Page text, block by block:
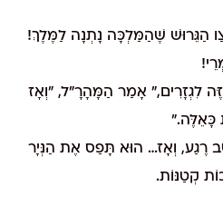
הַגֵּרוּשׁ שֶׁהַמַּלְכָּה נָתְנָה לַמֶּלֶךְ!
לִגְזָרִים," אָמַר הַמָּהָרָ"ל, "וְאָז
כָּאֵלֶּה."
רֶגַע, וְאָז… הוּא תָּפַס אֶת הַנְּיָר
קְטַנּוֹת.